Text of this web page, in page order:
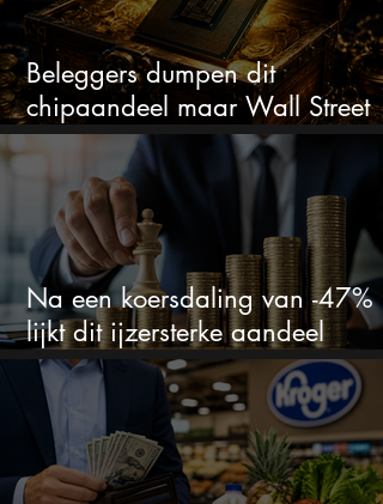
Beleggers dumpen dit
chipaandeel maar Wall Street
ziet een zeldzame koopkans
Na een koersdaling van -47%
lijkt dit ijzersterke aandeel
aantrekkelijker dan ooit